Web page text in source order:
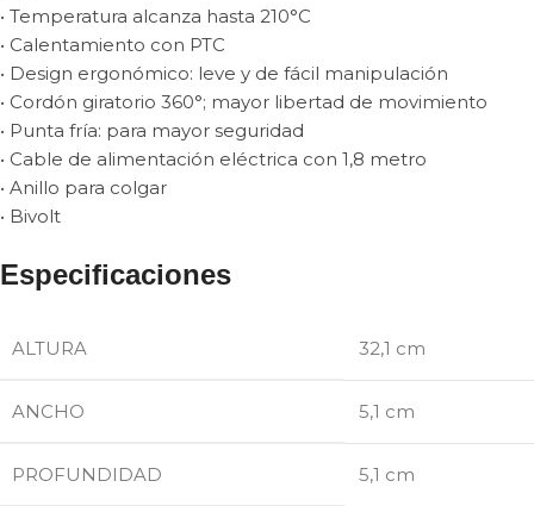
• Temperatura alcanza hasta 210°C
• Calentamiento con PTC
• Design ergonómico: leve y de fácil manipulación
• Cordón giratorio 360°; mayor libertad de movimiento
• Punta fría: para mayor seguridad
• Cable de alimentación eléctrica con 1,8 metro
• Anillo para colgar
• Bivolt
Especificaciones
ALTURA 32,1 cm
ANCHO 5,1 cm
PROFUNDIDAD 5,1 cm